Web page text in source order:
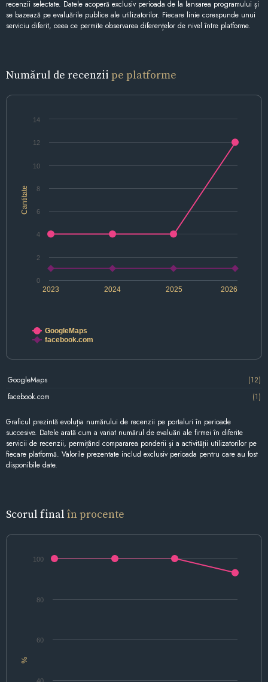
recenzii selectate. Datele acoperă exclusiv perioada de la lansarea programului și
se bazează pe evaluările publice ale utilizatorilor. Fiecare linie corespunde unui
serviciu diferit, ceea ce permite observarea diferențelor de nivel între platforme.
Numărul de recenzii pe platforme
Cantitate
2024 2026
2023 2025
0
2
4
6
8
10
12
14
GoogleMaps
facebook.com
GoogleMaps
(12)
facebook.com
(1)
Graficul prezintă evoluția numărului de recenzii pe portaluri în perioade
succesive. Datele arată cum a variat numărul de evaluări ale firmei în diferite
servicii de recenzii, permițând compararea ponderii și a activității utilizatorilor pe
fiecare platformă. Valorile prezentate includ exclusiv perioada pentru care au fost
disponibile date.
Scorul final în procente
%
60
80
100